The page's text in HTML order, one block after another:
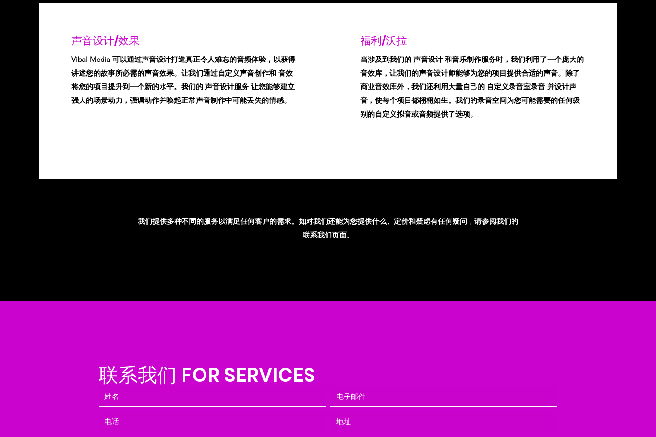
声音设计/效果
Vibal Media 可以通过声音设计打造真正令人难忘的音频体验，以获得
讲述您的故事所必需的声音效果。让我们通过自定义声音创作和 音效
将您的项目提升到一个新的水平。我们的 声音设计服务 让您能够建立
强大的场景动力，强调动作并唤起正常声音制作中可能丢失的情感。
福利/沃拉
当涉及到我们的 声音设计 和音乐制作服务时，我们利用了一个庞大的
音效库，让我们的声音设计师能够为您的项目提供合适的声音。除了
商业音效库外，我们还利用大量自己的 自定义录音室录音 并设计声
音，使每个项目都栩栩如生。我们的录音空间为您可能需要的任何级
别的自定义拟音或音频提供了选项。
我们提供多种不同的服务以满足任何客户的需求。如对我们还能为您提供什么、定价和疑虑有任何疑问，请参阅我们的
联系我们页面。
联系我们 FOR SERVICES